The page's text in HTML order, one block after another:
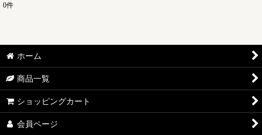
並び順:
0件
ホーム
商品一覧
ショッピングカート
会員ページ